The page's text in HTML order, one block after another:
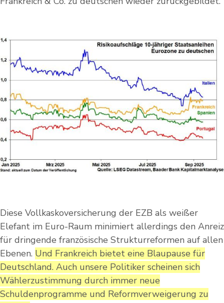
Diese Vollkaskoversicherung der EZB als weißer
Elefant im Euro-Raum minimiert allerdings den Anreiz
für dringende französische Strukturreformen auf allen
Ebenen. Und Frankreich bietet eine Blaupause für
Deutschland. Auch unsere Politiker scheinen sich
Wählerzustimmung durch immer neue
Schuldenprogramme und Reformverweigerung zu